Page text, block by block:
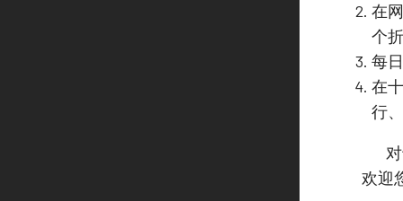
在
个
每
在
行
欢迎